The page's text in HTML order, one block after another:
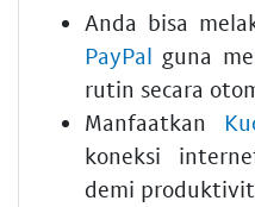
Anda bisa
PayPal guna
rutin secara
Manfaatkan
koneksi
demi